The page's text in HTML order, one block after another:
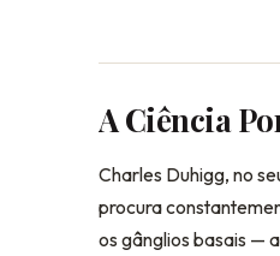
A Ciência
Charles Duhigg, no
procura
os gânglios basais —